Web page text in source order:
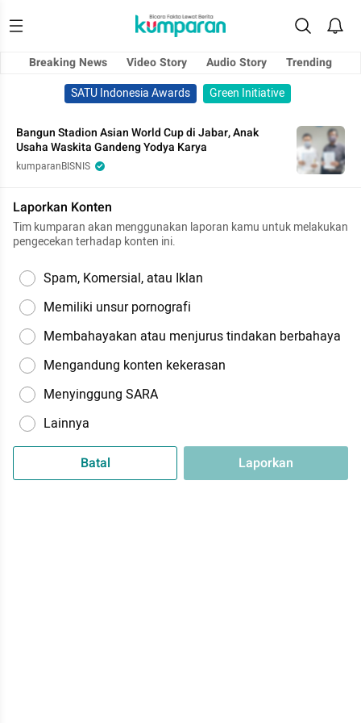
Breaking News Video Story Audio Story
Trending
SATU Indonesia Awards
Green Initiative
Bangun Stadion Asian World Cup di Jabar, Anak
Usaha Waskita Gandeng Yodya Karya
kumparanBISNIS
Laporkan Konten
Tim kumparan akan menggunakan laporan kamu untuk melakukan
pengecekan terhadap konten ini.
Spam, Komersial, atau Iklan
Memiliki unsur pornografi
Membahayakan atau menjurus tindakan berbahaya
Mengandung konten kekerasan
Menyinggung SARA
Lainnya
Batal Laporkan